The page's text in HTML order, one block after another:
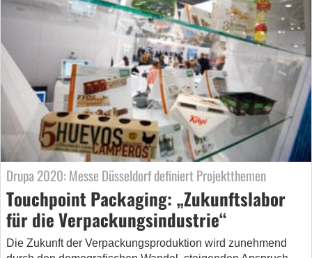
Drupa 2020: Messe Düsseldorf definiert Projektthemen
Touchpoint Packaging: „Zukunftslabor
für die Verpackungsindustrie“
Die Zukunft der Verpackungsproduktion wird zunehmend